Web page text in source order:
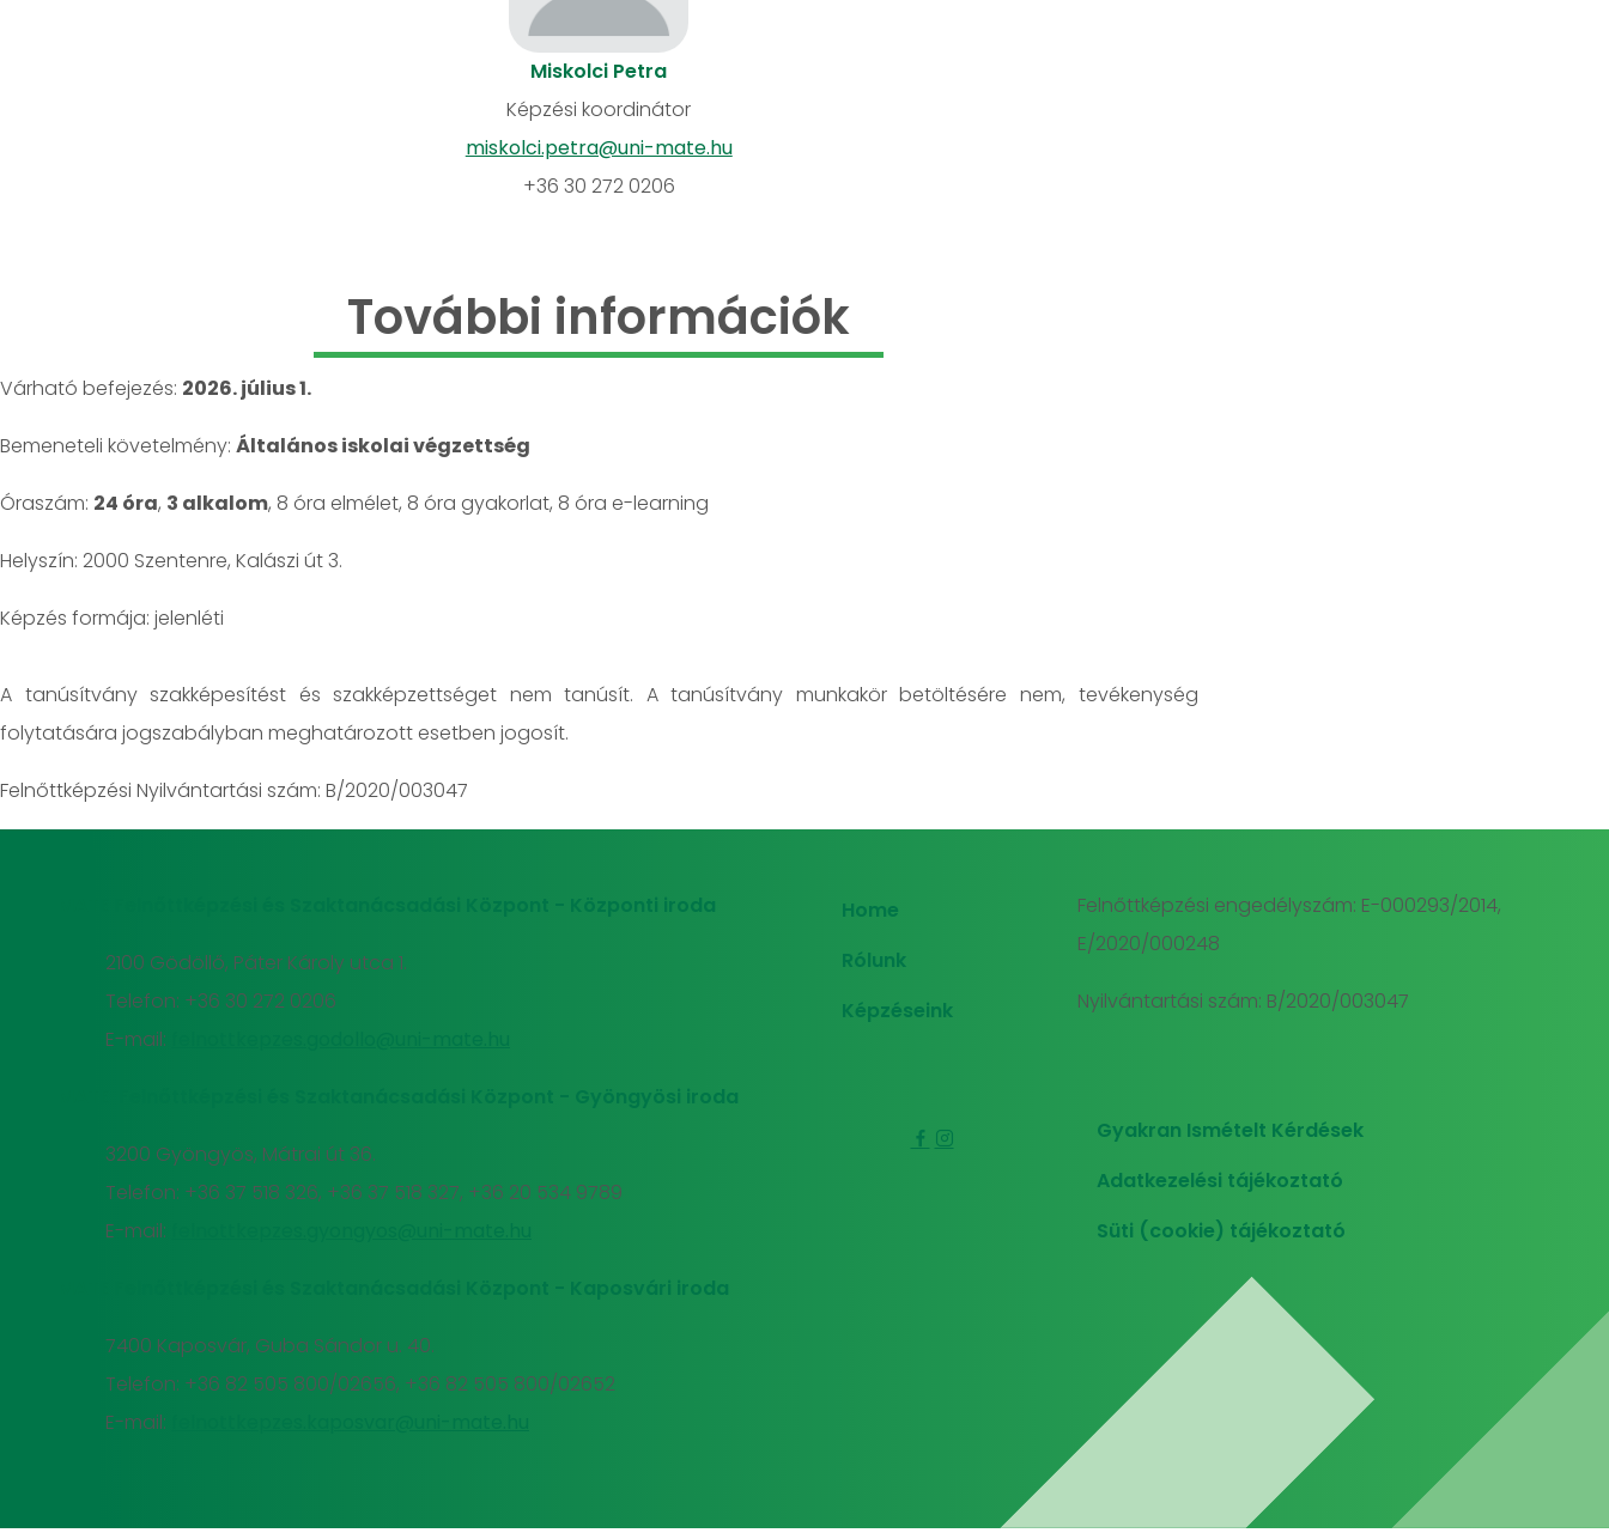
Miskolci Petra
Képzési koordinátor
miskolci.petra@uni-mate.hu
+36 30 272 0206
További információk
Várható befejezés: 2026. július 1.
Bemeneteli követelmény: Általános iskolai végzettség
Óraszám: 24 óra, 3 alkalom, 8 óra elmélet, 8 óra gyakorlat, 8 óra e-learning
Helyszín: 2000 Szentenre, Kalászi út 3.
jelenléti
A tanúsítvány szakképesítést és szakképzettséget nem tanúsít. A tanúsítvány munkakör betöltésére nem, tevékenység
folytatására jogszabályban meghatározott esetben jogosít.
Felnőttképzési Nyilvántartási szám: B/2020/003047
2100 Gödöllő, Páter Károly utca 1.
Telefon: +36 30 272 0206
E-mail:
MATE Felnőttképzési és Szaktanácsadási Központ - Gyöngyösi iroda
3200 Gyöngyös, Mátrai út 36.
Telefon: +36 37 518 326, +36 37 518 327, +36 20 534 9789
E-mail:
7400 Kaposvár, Guba Sándor u. 40.
Telefon: +36 82 505 800/02656, +36 82 505 800/02652
E-mail:
Home
Rólunk
Képzéseink
Felnőttképzési engedélyszám: E-000293/2014,
E/2020/000248
Nyilvántartási szám: B/2020/003047
Gyakran Ismételt Kérdések
Adatkezelési tájékoztató
Süti (cookie) tájékoztató